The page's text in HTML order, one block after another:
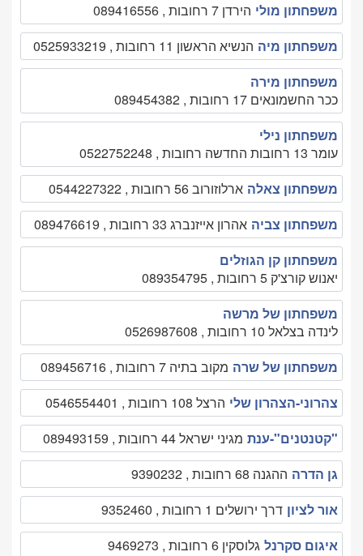
משפחתון מולי הירדן 7 רחובות , 089416556
משפחתון מיה הנשיא הראשון 11 רחובות , 0525933219
משפחתון מירה
ככר החשמונאים 17 רחובות , 089454382
משפחתון נילי
עומר 13 רחובות החדשה רחובות , 0522752248
משפחתון צאלה ארלוזורוב 56 רחובות , 0544227322
משפחתון צביה אהרון אייזנברג 33 רחובות , 089476619
משפחתון קן הגוזלים
יאנוש קורצ'ק 5 רחובות , 089354795
משפחתון של מרשה
לינדה בצלאל 10 רחובות , 0526987608
משפחתון של שרה מקוב בתיה 7 רחובות , 089456716
צהרוני-הצהרון שלי הרצל 108 רחובות , 0546554401
"קטנטנים"-ענת מגיני ישראל 44 רחובות , 089493159
גן הדרה ההגנה 68 רחובות , 9390232
אור לציון דרך ירושלים 1 רחובות , 9352460
איגום סקרנל גלוסקין 6 רחובות , 9469273